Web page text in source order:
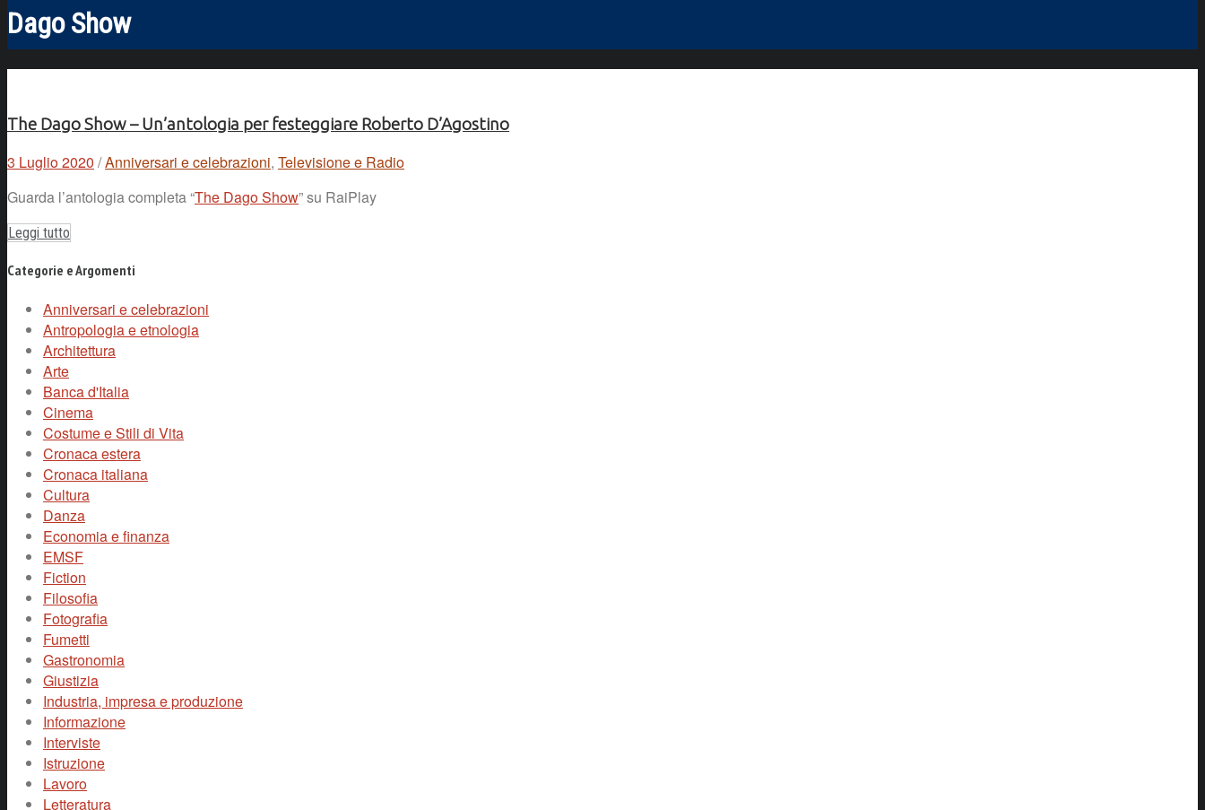
Dago Show
The Dago Show – Un’antologia per festeggiare Roberto D’Agostino
3 Luglio 2020 /Anniversari e celebrazioni, Televisione e Radio
Guarda l’antologia completa “The Dago Show” su RaiPlay
Leggi tutto
Categorie e Argomenti
Anniversari e celebrazioni
Antropologia e etnologia
Architettura
Arte
Banca d'Italia
Cinema
Costume e Stili di Vita
Cronaca estera
Cronaca italiana
Cultura
Danza
Economia e finanza
EMSF
Fiction
Filosofia
Fotografia
Fumetti
Gastronomia
Giustizia
Industria, impresa e produzione
Informazione
Interviste
Istruzione
Lavoro
Letteratura